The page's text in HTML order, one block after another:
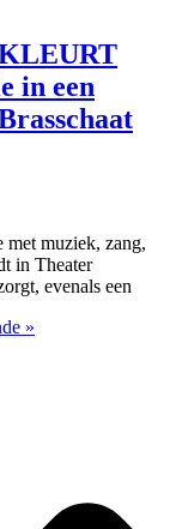
in een
met muziek, zang,
in Theater
evenals een
»